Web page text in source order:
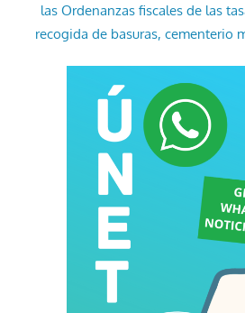
las Ordenanzas fiscales de las
recogida de basuras, cementerio